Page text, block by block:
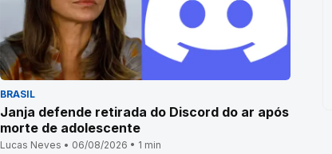
BRASIL
Janja defende retirada do Discord do ar após
morte de adolescente
Lucas Neves • 06/08/2026 • 1 min